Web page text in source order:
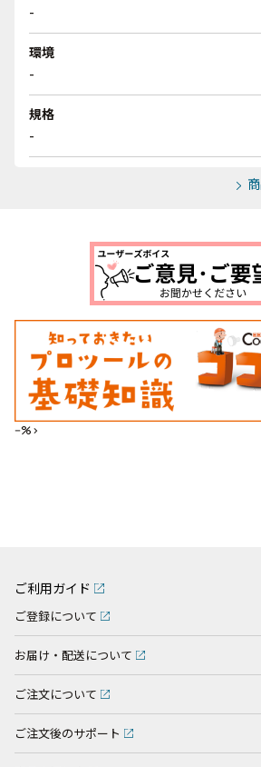
-
環境
-
規格
-
--%>
ご利用ガイド
ご登録について
お届け・配送について
ご注文について
ご注文後のサポート